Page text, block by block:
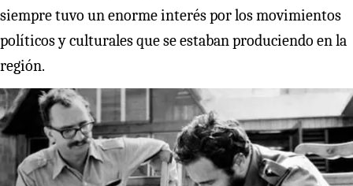
siempre tuvo un enorme interés por los movimientos
políticos y culturales que se estaban produciendo en la
región.